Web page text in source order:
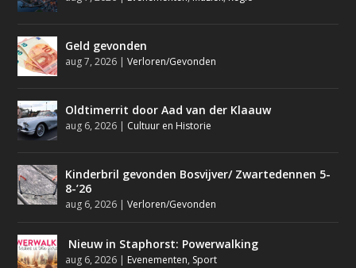
Geld gevonden
aug 7, 2026 |Verloren/Gevonden
Oldtimerrit door Aad van der Klaauw
aug 6, 2026 | Cultuur en Historie
Kinderbril gevonden Bosvijver/ Zwartedennen 5-
8-’26
aug 6, 2026 |Verloren/Gevonden
Nieuw in Staphorst: Powerwalking
aug 6, 2026 | Evenementen, Sport